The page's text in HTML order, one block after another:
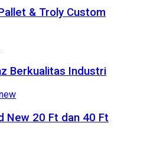
& Troly Custom
Berkualitas Industri
New 20 Ft dan 40 Ft